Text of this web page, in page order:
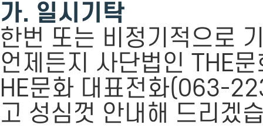
가. 일시기탁
한번 또는 비정기적으로
언제든지 사단법인 THE
HE문화 대표전화(063-
고 성심껏 안내해 드리겠